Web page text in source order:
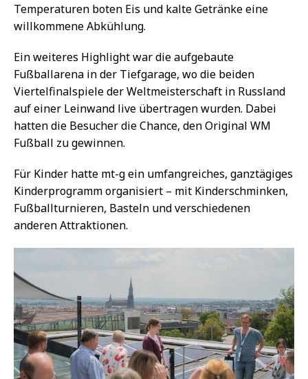
Temperaturen boten Eis und kalte Getränke eine
willkommene Abkühlung.
Ein weiteres Highlight war die aufgebaute
Fußballarena in der Tiefgarage, wo die beiden
Viertelfinalspiele der Weltmeisterschaft in Russland
auf einer Leinwand live übertragen wurden. Dabei
hatten die Besucher die Chance, den Original WM
Fußball zu gewinnen.
Für Kinder hatte mt-g ein umfangreiches, ganztägiges
Kinderprogramm organisiert – mit Kinderschminken,
Fußballturnieren, Basteln und verschiedenen
anderen Attraktionen.